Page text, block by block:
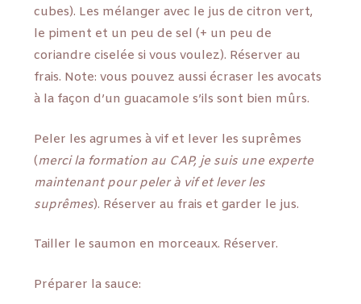
cubes). Les mélanger avec le jus de citron vert,
le piment et un peu de sel (+ un peu de
coriandre ciselée si vous voulez). Réserver au
frais. Note: vous pouvez aussi écraser les avocats
à la façon d’un guacamole s’ils sont bien mûrs.
Peler les agrumes à vif et lever les suprêmes
(merci la formation au CAP, je suis une experte
maintenant pour peler à vif et lever les
suprêmes). Réserver au frais et garder le jus.
Tailler le saumon en morceaux. Réserver.
Préparer la sauce: